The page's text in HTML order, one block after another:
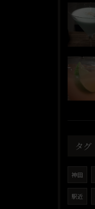
タグ
神田
駅近